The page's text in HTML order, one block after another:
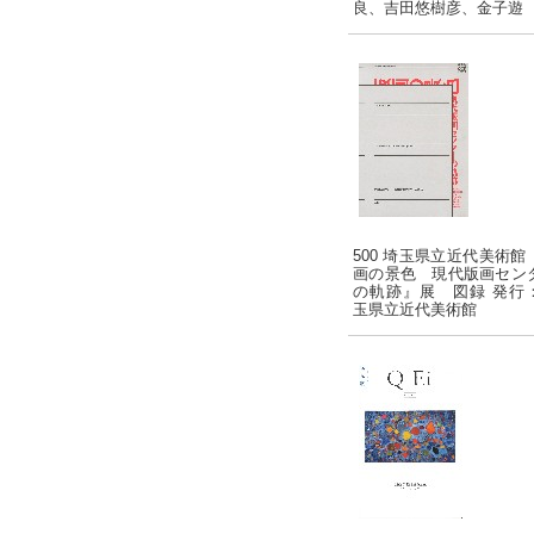
良、吉田悠樹彦、金子遊
500 埼玉県立近代美術館
画の景色 現代版画セン
の軌跡』展 図録 発行
玉県立近代美術館